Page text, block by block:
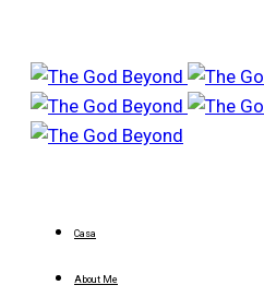
Casa
About Me